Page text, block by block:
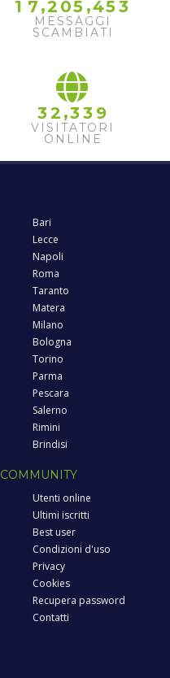
1 7 ,2 05 ,453
MESSAGGI
SCAMBIATI
32 ,33 9
VISITATORI
ONLINE
Bari
Lecce
Napoli
Roma
Taranto
Matera
Milano
Bologna
Torino
Parma
Pescara
Salerno
Rimini
Brindisi
COMMUNITY
Utenti online
Ultimi iscritti
Best user
Condizioni d'uso
Privacy
Cookies
Recupera password
Contatti